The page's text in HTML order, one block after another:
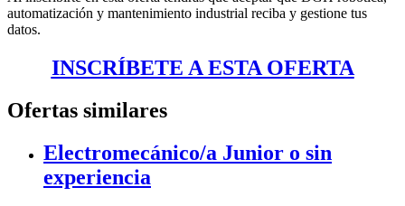
automatización y mantenimiento industrial reciba y gestione tus
datos.
INSCRÍBETE A ESTA OFERTA
Ofertas similares
Electromecánico/a Junior o sin
experiencia